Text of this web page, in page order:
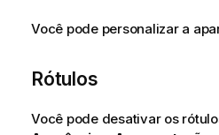
Você pode personalizar a
Rótulos
Você pode desativar os